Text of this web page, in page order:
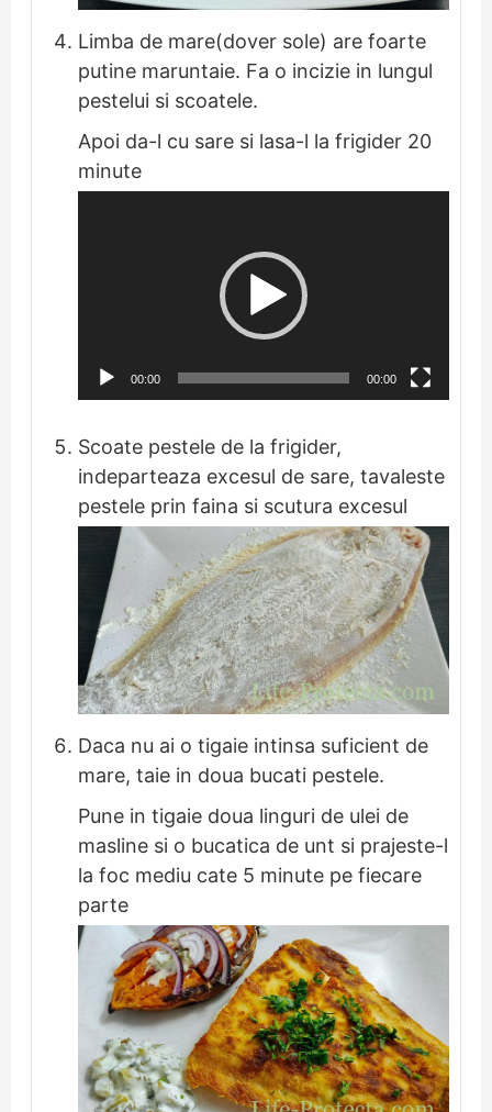
Limba de mare(dover sole) are foarte
putine maruntaie. Fa o incizie in lungul
pestelui si scoatele.
Apoi da-l cu sare si lasa-l la frigider 20
minute
00:00 00:00
Scoate pestele de la frigider,
indeparteaza excesul de sare, tavaleste
pestele prin faina si scutura excesul
Daca nu ai o tigaie intinsa suficient de
mare, taie in doua bucati pestele.
Pune in tigaie doua linguri de ulei de
masline si o bucatica de unt si prajeste-l
la foc mediu cate 5 minute pe fiecare
parte